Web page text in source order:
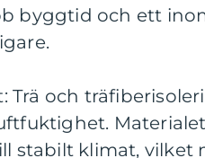
byggtid och ett
Trä och
stabilt klimat, vilket